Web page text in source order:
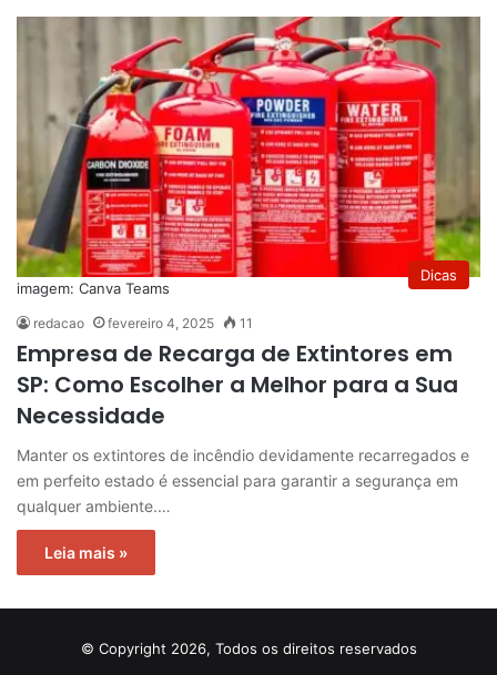
Dicas
imagem: Canva Teams
redacao fevereiro 4, 2025 11
Empresa de Recarga de Extintores em
SP: Como Escolher a Melhor para a Sua
Necessidade
Manter os extintores de incêndio devidamente recarregados e
em perfeito estado é essencial para garantir a segurança em
qualquer ambiente.…
Leia mais »
© Copyright 2026, Todos os direitos reservados